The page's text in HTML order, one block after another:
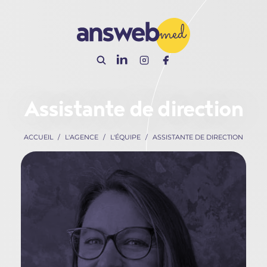
Assistante de direction
ACCUEIL L'AGENCE L'ÉQUIPE ASSISTANTE DE DIRECTION